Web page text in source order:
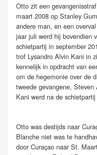
Otto zit een
maart 2008 op Stanley
andere man, en een
jaar juli werd hij bovendien
schietpartij in september
trof Lysandro Alvin Kani in
kennelijk in opdracht van
om de hegemonie over de
tweede gevangene,
Kani werd na de
Otto was destijds naar
Blanche niet was te
door Curaçao naar St.